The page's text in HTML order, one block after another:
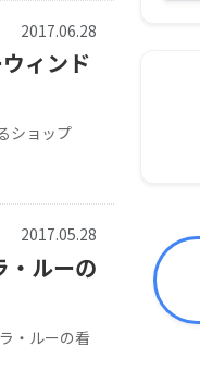
2017.06.28
ィンド
ショップ
2017.05.28
・ルーの
・ルーの看